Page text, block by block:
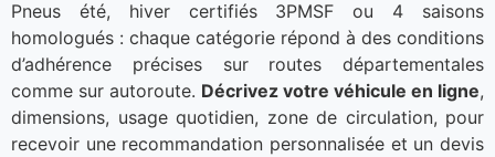
Pneus été, hiver certifiés 3PMSF ou 4 saisons
homologués : chaque catégorie répond à des conditions
d’adhérence précises sur routes départementales
comme sur autoroute. Décrivez votre véhicule en ligne,
dimensions, usage quotidien, zone de circulation, pour
recevoir une recommandation personnalisée et un devis